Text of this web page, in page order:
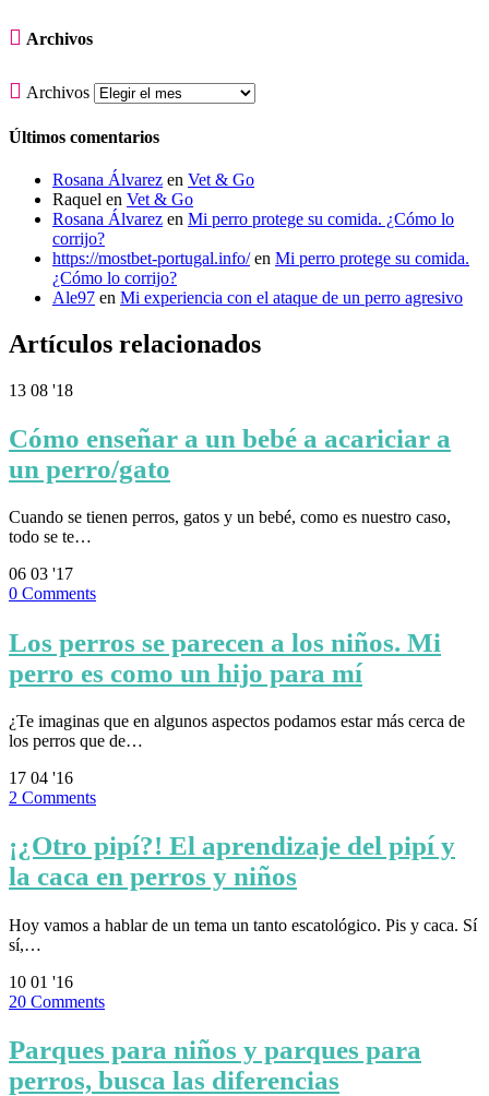
 Archivos
 Archivos
Últimos comentarios
Rosana Álvarez en Vet & Go
Raquel en Vet & Go
Rosana Álvarez en Mi perro protege su comida. ¿Cómo lo
corrijo?
https://mostbet-portugal.info/en Mi perro protege su comida.
¿Cómo lo corrijo?
Ale97 en Mi experiencia con el ataque de un perro agresivo
Artículos relacionados
13 08 '18
Cómo enseñar a un bebé a acariciar a
un perro/gato
Cuando se tienen perros, gatos y un bebé, como es nuestro caso,
todo se te…
06 03 '17
0 Comments
Los perros se parecen a los niños. Mi
perro es como un hijo para mí
¿Te imaginas que en algunos aspectos podamos estar más cerca de
los perros que de…
17 04 '16
2 Comments
¡¿Otro pipí?! El aprendizaje del pipí y
la caca en perros y niños
Hoy vamos a hablar de un tema un tanto escatológico. Pis y caca. Sí
sí,…
10 01 '16
20 Comments
Parques para niños y parques para
perros, busca las diferencias